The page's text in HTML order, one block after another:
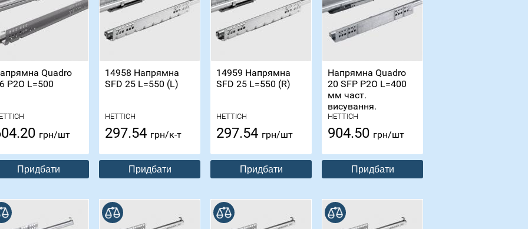
Quadro
P2O L=500
грн/шт
Придбати
14958 Напрямна
SFD 25 L=550 (L)
HETTICH
297.54 грн/к-т
Придбати
14959 Напрямна
SFD 25 L=550 (R)
HETTICH
297.54 грн/шт
Придбати
Напрямна Quadro
20 SFP P2O L=400
мм част.
висування.
HETTICH
904.50 грн/шт
Придбати